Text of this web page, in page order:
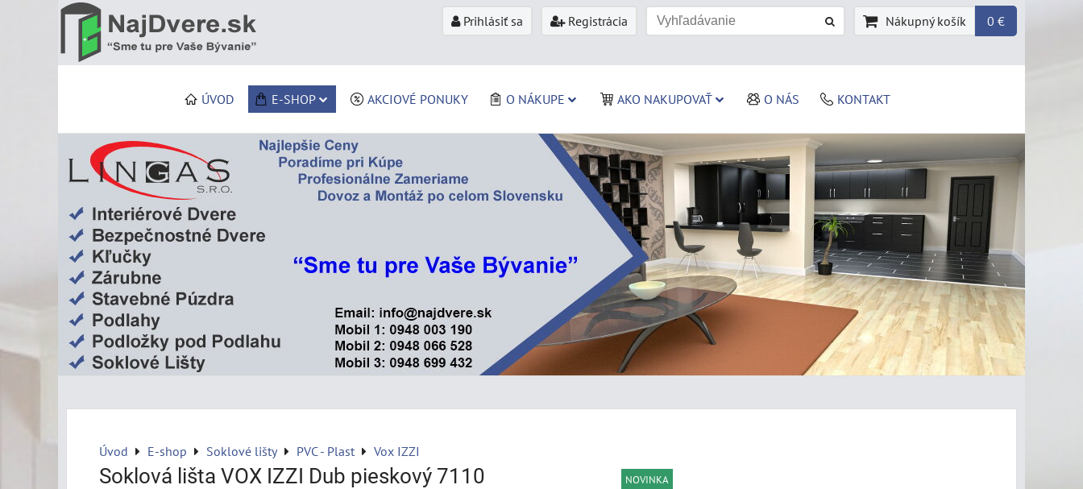
Prihlásiť sa Registrácia Nákupný košík 0 €
ÚVOD E-SHOP AKCIOVÉ PONUKY O NÁKUPE AKO NAKUPOVAŤ O NÁS KONTAKT
Úvod E-shop Soklové lišty PVC - Plast Vox IZZI
Soklová lišta VOX IZZI Dub pieskový 7110 NOVINKA